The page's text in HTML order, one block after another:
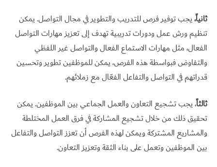
ثانياً،يجب توفير فرص للتدريب والتطوير في مجال التواصل. يمكن
تنظيم ورش عمل ودورات تدريبية تهدف إلى تعزيز مهارات التواصل
الفعال، مثل مهارات الاستماع الفعال والتواصل غير اللفظي
والتفاوض فبواسطة هذه الفرص، يمكن للموظفين تطوير وتحسين
قدراتهم في التواصل والتفاعل الفعّال مع زملائهم.
ثالثاً، يجب تشجيع التعاون والعمل الجماعي بين الموظفين. يمكن
تحقيق ذلك من خلال تشجيع المشاركة في فرق العمل المختلطة
والمشاريع المشتركة ويمكن لهذه الفرص أن تعزز التواصل والتفاعل
بين الموظفين وتعمل على بناء الثقة وتعزيز التعاون.